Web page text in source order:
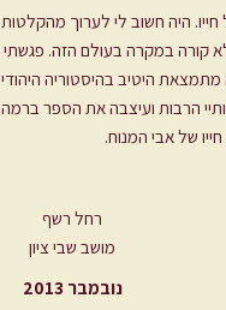
היה חשוב לי לערוך
קורה במקרה בעולם הזה.
מתמצאת היטיב בהיסטוריה
הרבות ועיצבה את הספר ברמה
של אבי המנוח.
רחל רשף
מושב שבי ציון
נובמבר 2013